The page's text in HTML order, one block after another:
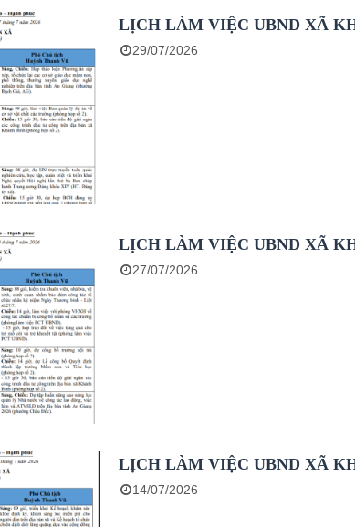
LỊCH LÀM VIỆC UBND XÃ
29/07/2026
LỊCH LÀM VIỆC UBND XÃ
27/07/2026
LỊCH LÀM VIỆC UBND XÃ
14/07/2026